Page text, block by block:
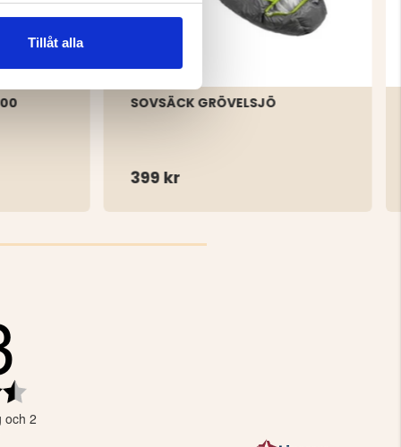
Tillåt alla
SOVSÄCK GRÖVELSJÖ
399 kr
Betyg:
utav
och 2